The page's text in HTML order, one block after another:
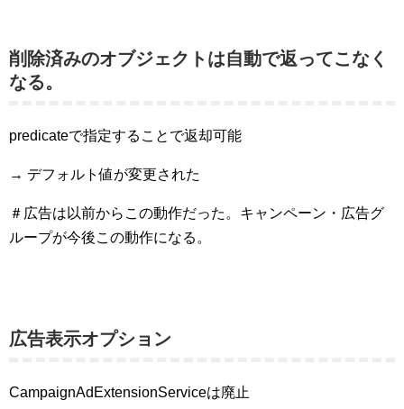
削除済みのオブジェクトは自動で返ってこなく
なる。
predicateで指定することで返却可能
→ デフォルト値が変更された
＃広告は以前からこの動作だった。キャンペーン・広告グ
ループが今後この動作になる。
広告表示オプション
CampaignAdExtensionServiceは廃止